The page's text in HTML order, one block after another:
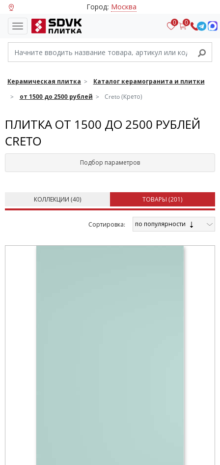
Город: Москва
0 0
Керамическая плитка
Каталог керамогранита и плитки
от 1500 до 2500 рублей
Creto (Крето)
ПЛИТКА ОТ 1500 ДО 2500 РУБЛЕЙ
CRETO
Подбор параметров
КОЛЛЕКЦИИ (40) ТОВАРЫ (201)
Cортировка: по популярности